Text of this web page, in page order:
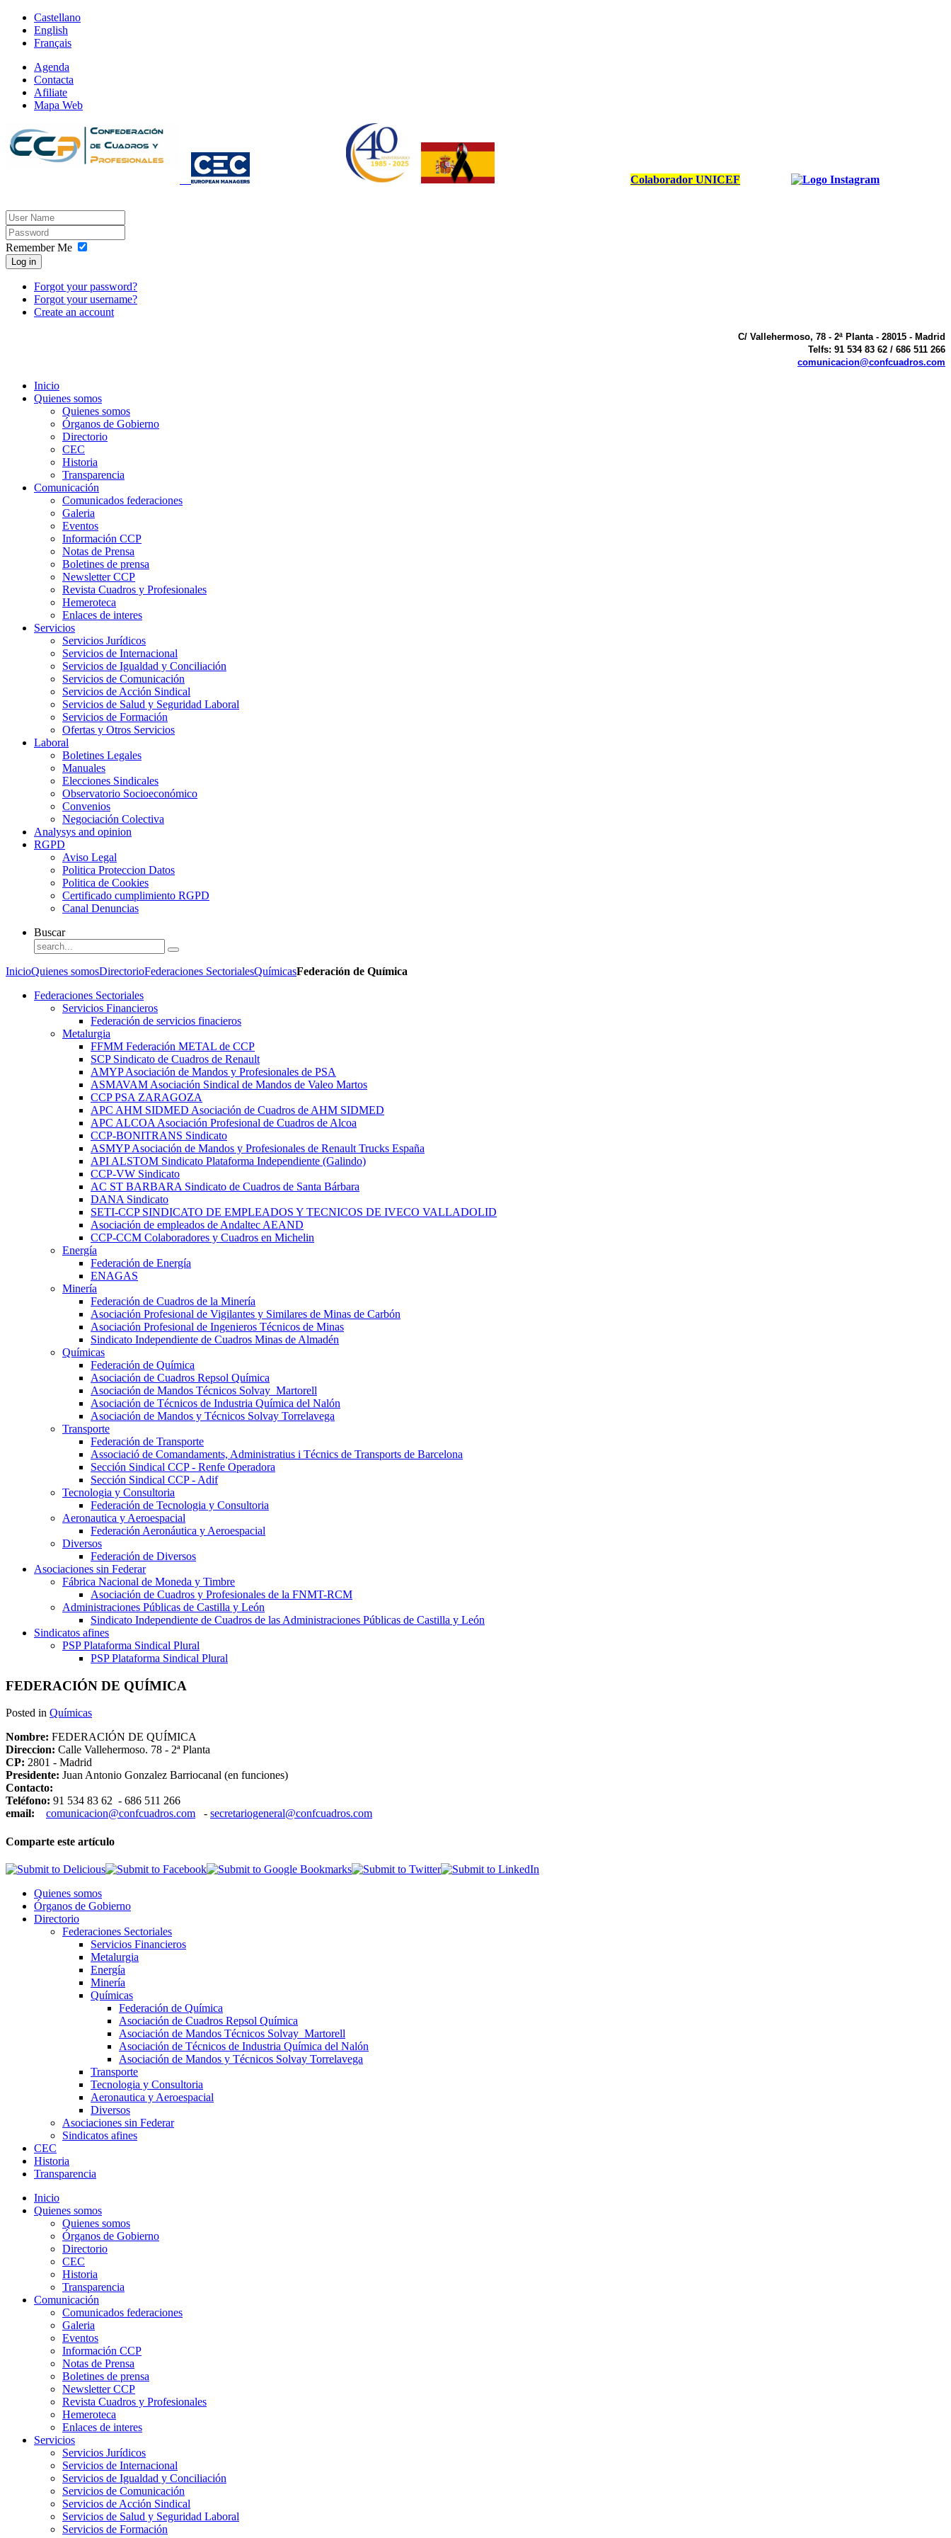
Castellano
English
Français
Agenda
Contacta
Afiliate
Mapa Web
Colaborador UNICEF
Remember Me
Log in
Forgot your password?
Forgot your username?
Create an account
C/ Vallehermoso, 78 - 2ª Planta - 28015 - Madrid
Telfs: 91 534 83 62 / 686 511 266
comunicacion@confcuadros.com
Inicio
Quienes somos
Quienes somos
Órganos de Gobierno
Directorio
CEC
Historia
Transparencia
Comunicación
Comunicados federaciones
Galeria
Eventos
Información CCP
Notas de Prensa
Boletines de prensa
Newsletter CCP
Revista Cuadros y Profesionales
Hemeroteca
Enlaces de interes
Servicios
Servicios Jurídicos
Servicios de Internacional
Servicios de Igualdad y Conciliación
Servicios de Comunicación
Servicios de Acción Sindical
Servicios de Salud y Seguridad Laboral
Servicios de Formación
Ofertas y Otros Servicios
Laboral
Boletines Legales
Manuales
Elecciones Sindicales
Observatorio Socioeconómico
Convenios
Negociación Colectiva
Analysys and opinion
RGPD
Aviso Legal
Politica Proteccion Datos
Politica de Cookies
Certificado cumplimiento RGPD
Canal Denuncias
Buscar
InicioQuienes somosDirectorioFederaciones SectorialesQuímicasFederación de Química
Federaciones Sectoriales
Servicios Financieros
Federación de servicios finacieros
Metalurgia
FFMM Federación METAL de CCP
SCP Sindicato de Cuadros de Renault
AMYP Asociación de Mandos y Profesionales de PSA
ASMAVAM Asociación Sindical de Mandos de Valeo Martos
CCP PSA ZARAGOZA
APC AHM SIDMED Asociación de Cuadros de AHM SIDMED
APC ALCOA Asociación Profesional de Cuadros de Alcoa
CCP-BONITRANS Sindicato
ASMYP Asociación de Mandos y Profesionales de Renault Trucks España
API ALSTOM Sindicato Plataforma Independiente (Galindo)
CCP-VW Sindicato
AC ST BARBARA Sindicato de Cuadros de Santa Bárbara
DANA Sindicato
SETI-CCP SINDICATO DE EMPLEADOS Y TECNICOS DE IVECO VALLADOLID
Asociación de empleados de Andaltec AEAND
CCP-CCM Colaboradores y Cuadros en Michelin
Energía
Federación de Energía
ENAGAS
Minería
Federación de Cuadros de la Minería
Asociación Profesional de Vigilantes y Similares de Minas de Carbón
Asociación Profesional de Ingenieros Técnicos de Minas
Sindicato Independiente de Cuadros Minas de Almadén
Químicas
Federación de Química
Asociación de Cuadros Repsol Química
Asociación de Mandos Técnicos Solvay_Martorell
Asociación de Técnicos de Industria Química del Nalón
Asociación de Mandos y Técnicos Solvay Torrelavega
Transporte
Federación de Transporte
Associació de Comandaments, Administratius i Técnics de Transports de Barcelona
Sección Sindical CCP - Renfe Operadora
Sección Sindical CCP - Adif
Tecnologia y Consultoria
Federación de Tecnologia y Consultoria
Aeronautica y Aeroespacial
Federación Aeronáutica y Aeroespacial
Diversos
Federación de Diversos
Asociaciones sin Federar
Fábrica Nacional de Moneda y Timbre
Asociación de Cuadros y Profesionales de la FNMT-RCM
Administraciones Públicas de Castilla y León
Sindicato Independiente de Cuadros de las Administraciones Públicas de Castilla y León
Sindicatos afines
PSP Plataforma Sindical Plural
PSP Plataforma Sindical Plural
FEDERACIÓN DE QUÍMICA
Posted in Químicas
Nombre: FEDERACIÓN DE QUÍMICA
Direccion: Calle Vallehermoso. 78 - 2ª Planta
CP: 2801 - Madrid
Presidente: Juan Antonio Gonzalez Barriocanal (en funciones)
Contacto:
Teléfono: 91 534 83 62 - 686 511 266
email:
comunicacion@confcuadros.com - secretariogeneral@confcuadros.com
Comparte este artículo
Quienes somos
Órganos de Gobierno
Directorio
Federaciones Sectoriales
Servicios Financieros
Metalurgia
Energía
Minería
Químicas
Federación de Química
Asociación de Cuadros Repsol Química
Asociación de Mandos Técnicos Solvay_Martorell
Asociación de Técnicos de Industria Química del Nalón
Asociación de Mandos y Técnicos Solvay Torrelavega
Transporte
Tecnologia y Consultoria
Aeronautica y Aeroespacial
Diversos
Asociaciones sin Federar
Sindicatos afines
CEC
Historia
Transparencia
Inicio
Quienes somos
Quienes somos
Órganos de Gobierno
Directorio
CEC
Historia
Transparencia
Comunicación
Comunicados federaciones
Galeria
Eventos
Información CCP
Notas de Prensa
Boletines de prensa
Newsletter CCP
Revista Cuadros y Profesionales
Hemeroteca
Enlaces de interes
Servicios
Servicios Jurídicos
Servicios de Internacional
Servicios de Igualdad y Conciliación
Servicios de Comunicación
Servicios de Acción Sindical
Servicios de Salud y Seguridad Laboral
Servicios de Formación